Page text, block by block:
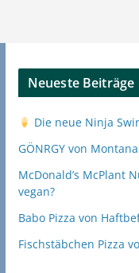
Neueste Beiträge
Die neue Ninja
GÖNRGY von
McDonald’s McPlant
vegan?
Babo Pizza von
Fischstäbchen Pizza